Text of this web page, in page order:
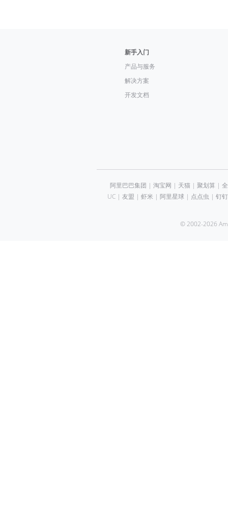
新手入门
产品与服务
解决方案
开发文档
阿里巴巴集团 | 淘宝网 | 天猫| 聚划算 |
UC| 友盟 | 虾米 | 阿里星球| 点点虫 | 钉钉
© 2002-2026